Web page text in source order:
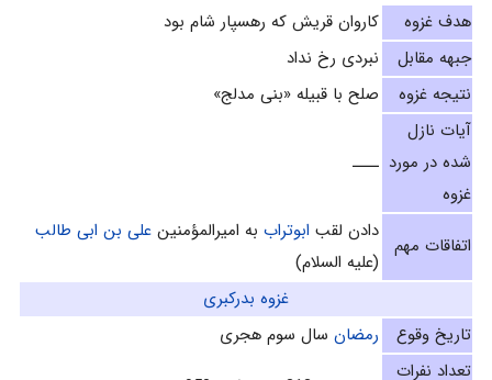
هدف غزوه
كاروان قريش كه رهسپار شام بود
جبهه مقابل
نبردی رخ نداد
نتیجه غزوه
صلح با قبيله «بنى مدلج»
آیات نازل
شده در مورد
غزوه
ــــ
اتفاقات مهم
دادن لقب ابوتراب به امیرالمؤمنین علی بن ابی طالب
(علیه السلام)
غزوه بدرکبری
تاریخ وقوع
رمضان سال سوم هجری
تعداد نفرات